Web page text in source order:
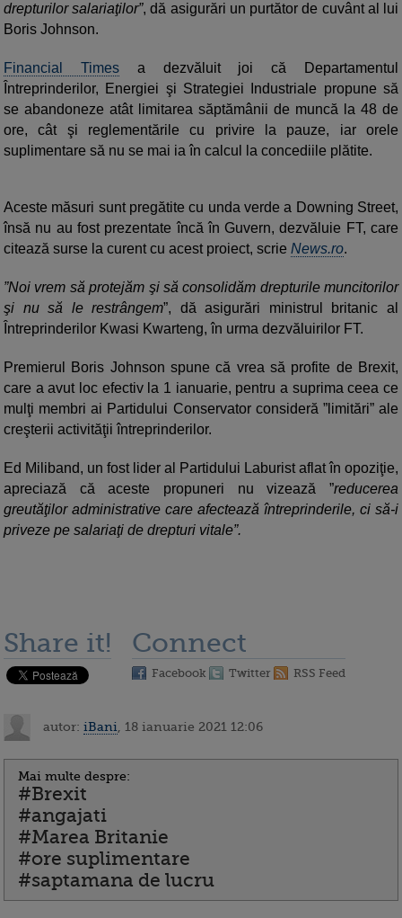
drepturilor salariaţilor”, dă asigurări un purtător de cuvânt al lui
Boris Johnson.
Financial Timesa dezvăluit joi că Departamentul
Întreprinderilor, Energiei şi Strategiei Industriale propune să
se abandoneze atât limitarea săptămânii de muncă la 48 de
ore, cât şi reglementările cu privire la pauze, iar orele
suplimentare să nu se mai ia în calcul la concediile plătite.
Aceste măsuri sunt pregătite cu unda verde a Downing Street,
însă nu au fost prezentate încă în Guvern, dezvăluie FT, care
citează surse la curent cu acest proiect, scrie News.ro.
”Noi vrem să protejăm şi să consolidăm drepturile muncitorilor
şi nu să le restrângem”, dă asigurări ministrul britanic al
Întreprinderilor Kwasi Kwarteng, în urma dezvăluirilor FT.
Premierul Boris Johnson spune că vrea să profite de Brexit,
care a avut loc efectiv la 1 ianuarie, pentru a suprima ceea ce
mulţi membri ai Partidului Conservator consideră ”limitări” ale
creşterii activităţii întreprinderilor.
Ed Miliband, un fost lider al Partidului Laburist aflat în opoziţie,
apreciază că aceste propuneri nu vizează ”reducerea
greutăţilor administrative care afectează întreprinderile, ci să-i
priveze pe salariaţi de drepturi vitale”.
Share it! Connect
Facebook Twitter RSS Feed
autor: iBani , 18 ianuarie 2021 12:06
Mai multe despre:
#Brexit
#angajati
#Marea Britanie
#ore suplimentare
#saptamana de lucru